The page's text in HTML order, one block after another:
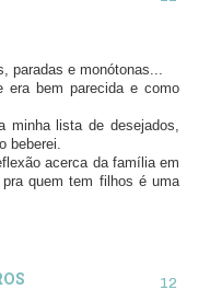
paradas e monótonas...
bem parecida e como
minha lista de desejados,
beberei.
acerca da família em
quem tem filhos é uma